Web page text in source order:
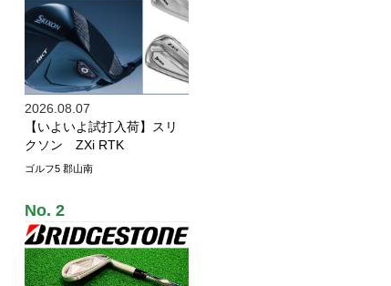
2026.08.07
【いよいよ試打入荷】スリ
クソン ZXi RTK
ゴルフ5 郡山南